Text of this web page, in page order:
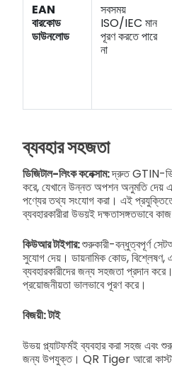
EAN
বারকোড
ডাউনলোড
সবসময়
ISO/IEC মান
পূরণ করতে পারে
না
ব্যবহার সহজতা
ডিজিটাল-লিংক কনেক্সাম:দ্রুত GTIN-
করে, যেখানে উন্নত অপশন অনুমতি দেয়
পণ্যের তথ্য সংযোগ করা। এই
ব্যবহারকারীরা উভয়ই দক্ষতাসঙ্গতভাবে
কিউআর টাইগার:শুরুকারী-বন্ধুত্বপূর্ণ
সুযোগ দেয়। ডায়নামিক কোড, বিশ্লেষণ,
ব্যবহারকারীদের জন্য সহজতা প্রদান
প্রয়োজনীয়তা ভালভাবে পূরণ করে।
বিজয়ী: টাই
উভয় প্ল্যাটফর্মই ব্যবহার করা সহজ এবং
জন্য উপযুক্ত। QR Tiger আরো